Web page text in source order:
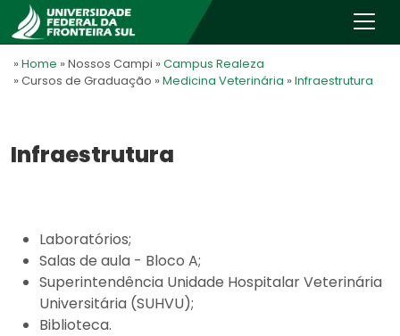
» Home » Nossos Campi » Campus Realeza
» Cursos de Graduação » Medicina Veterinária » Infraestrutura
Infraestrutura
Laboratórios;
Salas de aula - Bloco A;
Superintendência Unidade Hospitalar Veterinária
Universitária (SUHVU);
Biblioteca.